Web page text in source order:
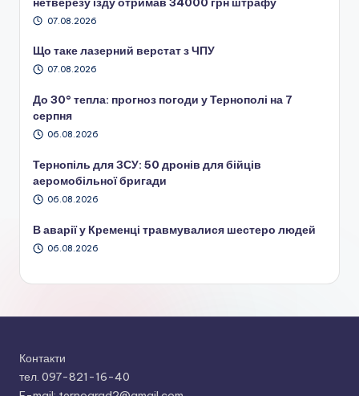
07.08.2026
Що таке лазерний верстат з ЧПУ
07.08.2026
До 30° тепла: прогноз погоди у Тернополі на 7
серпня
06.08.2026
Тернопіль для ЗСУ: 50 дронів для бійців
аеромобільної бригади
06.08.2026
В аварії у Кременці травмувалися шестеро людей
06.08.2026
Контакти
тел. 097-821-16-40